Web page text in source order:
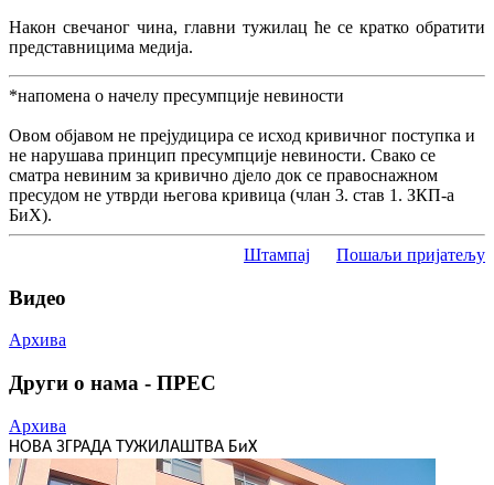
Након свечаног чина, главни тужилац ће се кратко обратити
представницима медија.
*напомена о начелу пресумпције невиности
Овом објавом не прејудицира се исход кривичног поступка и
не нарушава принцип пресумпције невиности. Свако се
сматра невиним за кривично дјело док се правоснажном
пресудом не утврди његова кривица (члан 3. став 1. ЗКП-а
БиХ).
Штампај Пошаљи пријатељу
Видео
Архива
Други о нама - ПРЕС
Архива
НОВА ЗГРАДА ТУЖИЛАШТВА БиХ